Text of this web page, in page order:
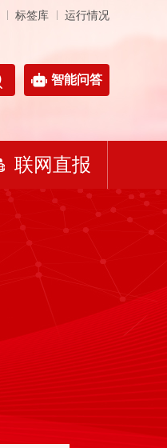
标签库 运行情况
智能问答
联网直报